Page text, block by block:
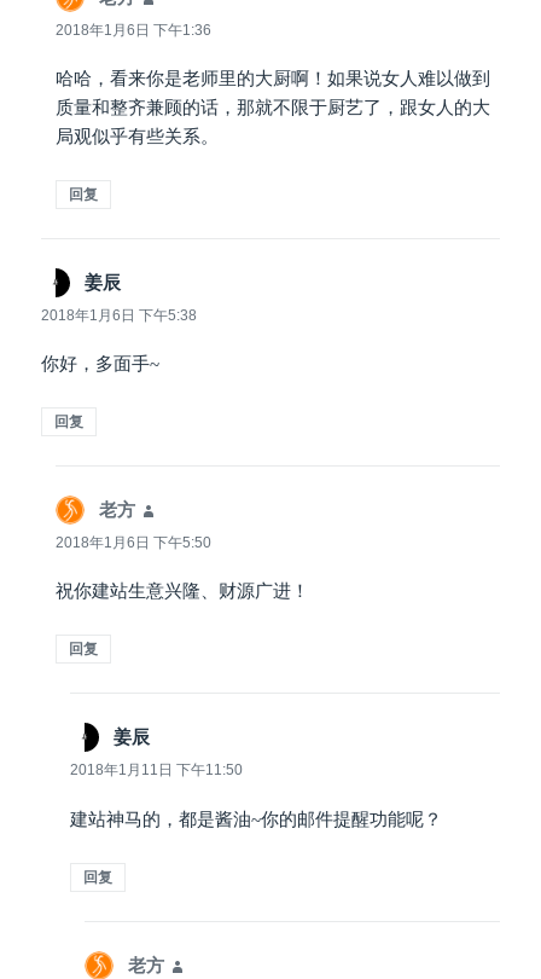
道：
2018年1月6日 下午1:36
哈哈，看来你是老师里的大厨啊！如果说女人难以做到
质量和整齐兼顾的话，那就不限于厨艺了，跟女人的大
局观似乎有些关系。
回复
姜辰
道：
2018年1月6日 下午5:38
你好，多面手~
回复
老方
道：
2018年1月6日 下午5:50
祝你建站生意兴隆、财源广进！
回复
姜辰
道：
2018年1月11日 下午11:50
建站神马的，都是酱油~你的邮件提醒功能呢？
回复
老方